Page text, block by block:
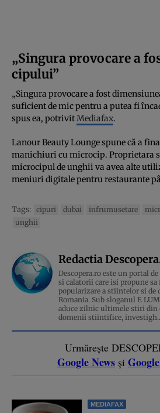
„Singura provocare a
cipului”
„Singura provocare a fost
suficient de mic pentru a putea fi
spus ea, potrivitMediafax.
Lanour Beauty Lounge spune că a
manichiuri cu microcip. Proprietara
microcipul de unghii va avea alte
meniuri digitale pentru restaurante
Tags: cipuri dubai infrumusetare
unghii
Redactia
Descopera.ro este un portal
si calatorii care isi propune sa
popularizare a stiintelor si de
Romania. Sub sloganul E
aduce zilnic ultimele stiri din
domenii stiintifice,
Urmărește
Google News și
MEDIAFAX